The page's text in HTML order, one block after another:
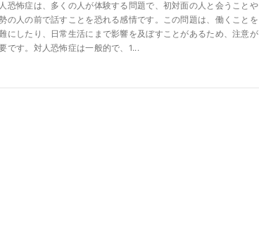
恐怖症は、多くの人が体験する問題で、初対面の人と会うことや
の人の前で話すことを恐れる感情です。この問題は、働くことを
にしたり、日常生活にまで影響を及ぼすことがあるため、注意が
です。対人恐怖症は一般的で、1...